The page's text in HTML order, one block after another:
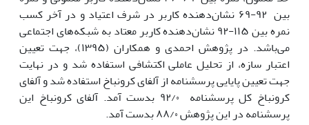
بین ۹۲-۶۹ نشان‌دهنده کاربر در شرف اعتیاد و در آخر کسب
نمره بین ۱۱۵-۹۲ نشان‌دهنده کاربر معتاد به شبکه‌های اجتماعی
می‌باشد. در پژوهش احمدی و همکاران (۱۳۹۵)، جهت تعیین
اعتبار سازه، از تحلیل عاملی اکتشافی استفاده شد و در نهایت
جهت تعیین پایایی پرسشنامه از آلفای کرونباخ استفاده شد و آلفای
کرونباخ کل پرسشنامه ۹۲/۰ بدست آمد. آلفای کرونباخ این
پرسشنامه در این پژوهش ۸۸/۰ بدست آمد.